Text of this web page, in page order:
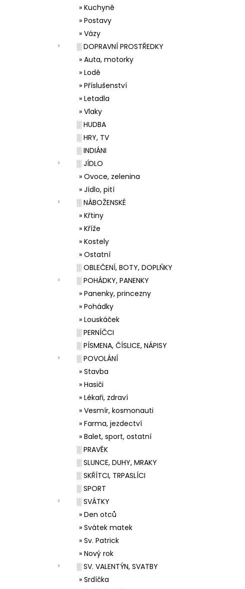
» Kuchyně
» Postavy
» Vázy
░ DOPRAVNÍ PROSTŘEDKY
» Auta, motorky
» Lodě
» Příslušenství
» Letadla
» Vlaky
░ HUDBA
░ HRY, TV
░ INDIÁNI
░ JÍDLO
» Ovoce, zelenina
» Jídlo, pití
░ NÁBOŽENSKÉ
» Křtiny
» Kříže
» Kostely
» Ostatní
░ OBLEČENÍ, BOTY, DOPLŇKY
░ POHÁDKY, PANENKY
» Panenky, princezny
» Pohádky
» Louskáček
░ PERNÍČCI
░ PÍSMENA, ČÍSLICE, NÁPISY
░ POVOLÁNÍ
» Stavba
» Hasiči
» Lékaři, zdraví
» Vesmír, kosmonauti
» Farma, jezdectví
» Balet, sport, ostatní
░ PRAVĚK
░ SLUNCE, DUHY, MRAKY
░ SKŘÍTCI, TRPASLÍCI
░ SPORT
░ SVÁTKY
» Den otců
» Svátek matek
» Sv. Patrick
» Nový rok
░ SV. VALENTÝN, SVATBY
» Srdíčka